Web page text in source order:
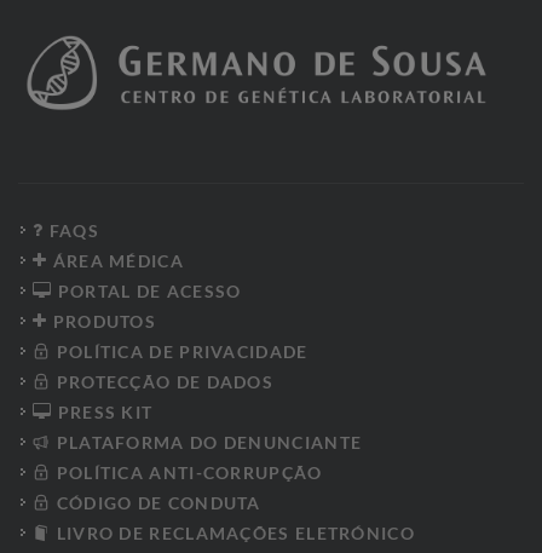
FAQS
ÁREA MÉDICA
PORTAL DE ACESSO
PRODUTOS
POLÍTICA DE PRIVACIDADE
PROTECÇÃO DE DADOS
PRESS KIT
PLATAFORMA DO DENUNCIANTE
POLÍTICA ANTI-CORRUPÇÃO
CÓDIGO DE CONDUTA
LIVRO DE RECLAMAÇÕES ELETRÓNICO